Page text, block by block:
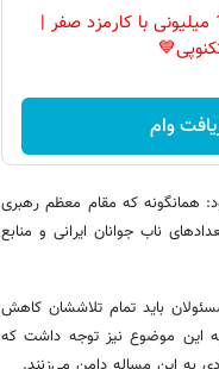
ساده‌ترین وام 150 میلیونی با کارمزد صفر |
وام
همانگونه که مقام معظم رهبری
ناب جوانان ایرانی و منابع
باید تمام تلاششان کاهش
این موضوع نیز توجه داشت که